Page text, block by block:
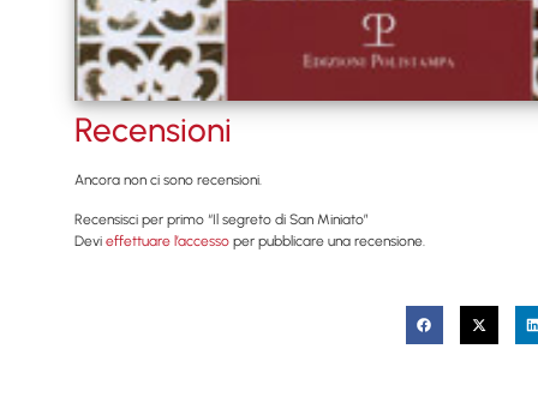
Recensioni
Ancora non ci sono recensioni.
Recensisci per primo “Il segreto di San Miniato”
Devi effettuare l’accesso per pubblicare una recensione.